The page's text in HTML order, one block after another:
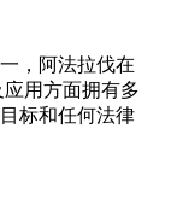
，阿法拉伐在
用方面拥有多
标和任何法律